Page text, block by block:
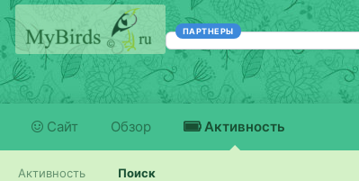
ПАРТНЕРЫ
Сайт Обзор Активность
Активность Поиск